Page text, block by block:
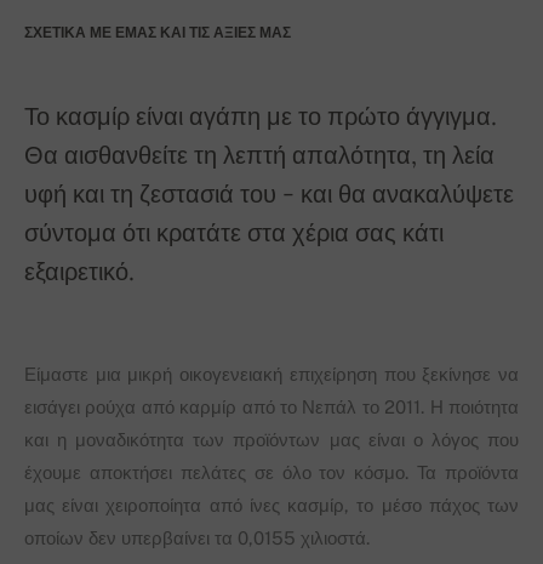
ΣΧΕΤΙΚΆ ΜΕ ΕΜΆΣ ΚΑΙ ΤΙΣ ΑΞΊΕΣ ΜΑΣ
Το κασμίρ είναι αγάπη με το πρώτο άγγιγμα.
Θα αισθανθείτε τη λεπτή απαλότητα, τη λεία
υφή και τη ζεστασιά του - και θα ανακαλύψετε
σύντομα ότι κρατάτε στα χέρια σας κάτι
εξαιρετικό.
Είμαστε μια μικρή οικογενειακή επιχείρηση που ξεκίνησε να
εισάγει ρούχα από καρμίρ από το Νεπάλ το 2011. Η ποιότητα
και η μοναδικότητα των προϊόντων μας είναι ο λόγος που
έχουμε αποκτήσει πελάτες σε όλο τον κόσμο. Τα προϊόντα
μας είναι χειροποίητα από ίνες κασμίρ, το μέσο πάχος των
οποίων δεν υπερβαίνει τα 0,0155 χιλιοστά.